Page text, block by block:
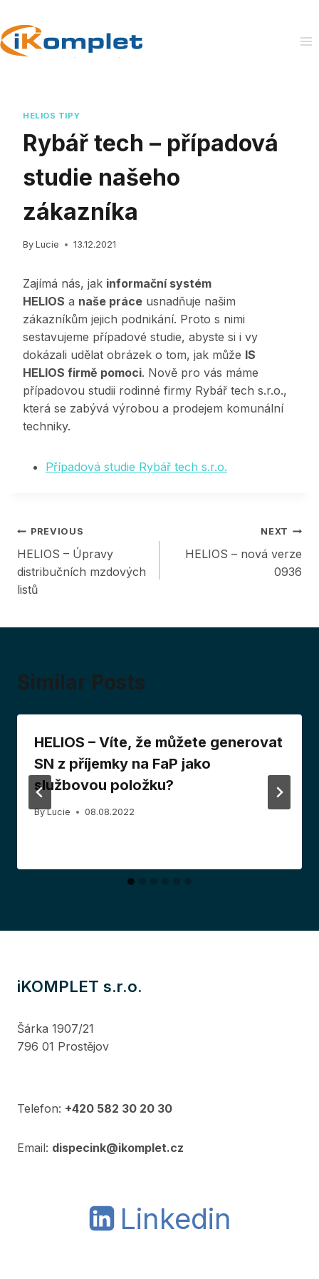
to
content
HELIOS TIPY
Rybář tech – případová
studie našeho
zákazníka
By Lucie 13.12.2021
Zajímá nás, jak informační systém
HELIOS a naše práce usnadňuje našim
zákazníkům jejich podnikání. Proto s nimi
sestavujeme případové studie, abyste si i vy
dokázali udělat obrázek o tom, jak může IS
HELIOS firmě pomoci. Nově pro vás máme
případovou studii rodinné firmy Rybář tech s.r.o.,
která se zabývá výrobou a prodejem komunální
techniky.
Případová studie Rybář tech s.r.o.
Post
navigation
PREVIOUS
HELIOS – Úpravy
distribučních mzdových
listů
NEXT
HELIOS – nová verze
0936
Similar Posts
HELIOS – Víte, že můžete generovat
SN z příjemky na FaP jako
službovou položku?
By Lucie 08.08.2022
iKOMPLET s.r.o.
Šárka 1907/21
796 01 Prostějov
Telefon: +420 582 30 20 30
Email: dispecink@ikomplet.cz
Linkedin